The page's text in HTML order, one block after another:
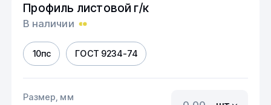
Профиль листовой г/к
В наличии
10пс ГОСТ 9234-74
Размер, мм